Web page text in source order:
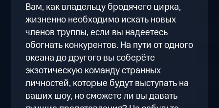
Вам, как владельцу бродячего цирка,
жизненно необходимо искать новых
членов труппы, если вы надеетесь
обогнать конкурентов. На пути от одного
океана до другого вы соберёте
экзотическую команду странных
личностей, которые будут выступать на
ваших шоу, но сможете ли вы давать